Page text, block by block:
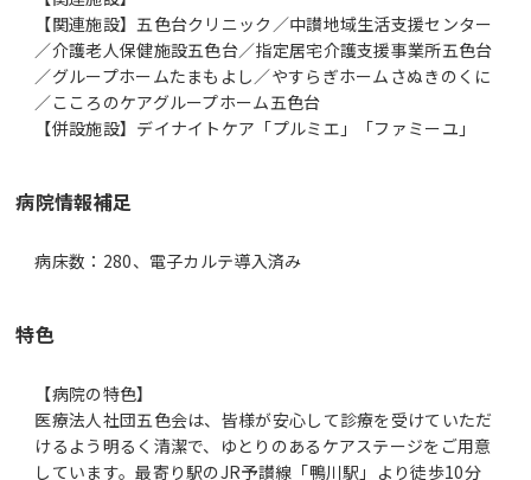
【関連施設】五色台クリニック／中讃地域生活支援センター
／介護老人保健施設五色台／指定居宅介護支援事業所五色台
／グループホームたまもよし／やすらぎホームさぬきのくに
／こころのケアグループホーム五色台
【併設施設】デイナイトケア「プルミエ」「ファミーユ」
病院情報補足
病床数：280、電子カルテ導入済み
特色
【病院の特色】
医療法人社団五色会は、皆様が安心して診療を受けていただ
けるよう明るく清潔で、ゆとりのあるケアステージをご用意
しています。最寄り駅のJR予讃線「鴨川駅」より徒歩10分